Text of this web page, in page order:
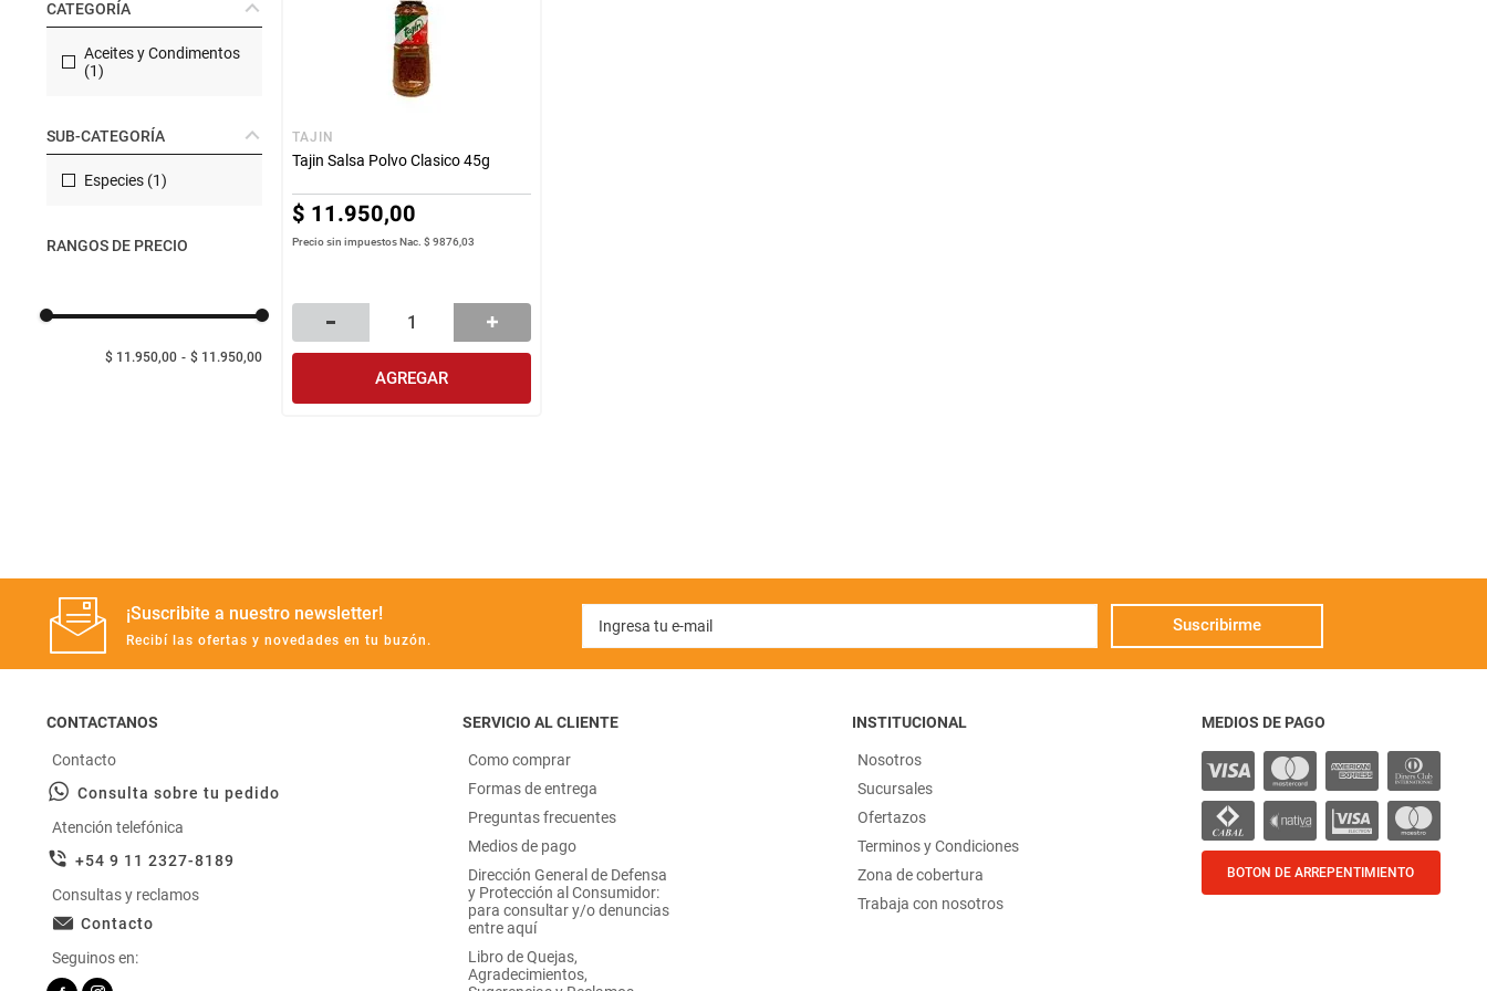
perfumeria
rotiseria
CATEGORÍA
Aceites y Condimentos
(1)
SUB-CATEGORÍA
Especies (1)
RANGOS DE PRECIO
$ 11.950,00 $ 11.950,00
TAJIN
Tajin Salsa Polvo Clasico 45g
$ 11.950,00
Precio sin impuestos Nac.$ 9876,03
AGREGAR
¡Suscribite a nuestro newsletter!
Recibí las ofertas y novedades en tu buzón.
Suscribirme
CONTACTANOS
Contacto
Consulta sobre tu pedido
Atención telefónica
+54 9 11 2327-8189
Consultas y reclamos
Contacto
Seguinos en:
SERVICIO AL CLIENTE
Como comprar
Formas de entrega
Preguntas frecuentes
Medios de pago
Dirección General de Defensa
y Protección al Consumidor:
para consultar y/o denuncias
entre aquí
Libro de Quejas,
Agradecimientos,
INSTITUCIONAL
Nosotros
Sucursales
Ofertazos
Terminos y Condiciones
Zona de cobertura
Trabaja con nosotros
MEDIOS DE PAGO
BOTON DE ARREPENTIMIENTO
Manteca
Harina